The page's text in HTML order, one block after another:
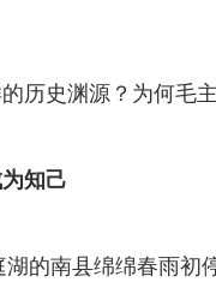
史渊源？为何毛
知己
南县绵绵春雨初